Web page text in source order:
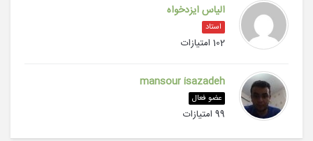
الیاس ایزدخواه
استاد
102 امتیازات
mansour isazadeh
عضو فعال
99 امتیازات